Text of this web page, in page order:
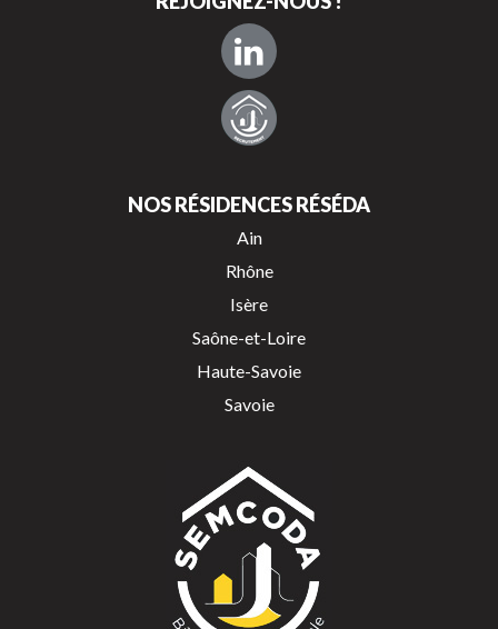
NOS RÉSIDENCES RÉSÉDA
Ain
Rhône
Isère
Saône-et-Loire
Haute-Savoie
Savoie